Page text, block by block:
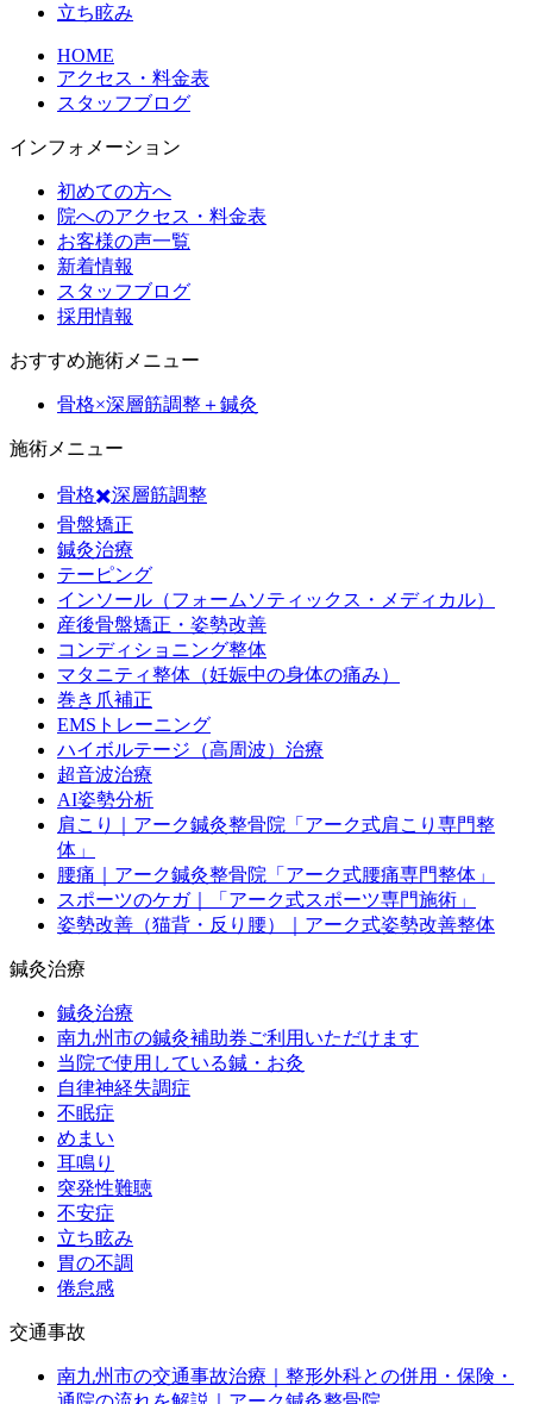
立ち眩み
HOME
アクセス・料金表
スタッフブログ
インフォメーション
初めての方へ
院へのアクセス・料金表
お客様の声一覧
新着情報
スタッフブログ
採用情報
おすすめ施術メニュー
骨格×深層筋調整＋鍼灸
施術メニュー
骨格✖️深層筋調整
骨盤矯正
鍼灸治療
テーピング
インソール（フォームソティックス・メディカル）
産後骨盤矯正・姿勢改善
コンディショニング整体
マタニティ整体（妊娠中の身体の痛み）
巻き爪補正
EMSトレーニング
ハイボルテージ（高周波）治療
超音波治療
AI姿勢分析
肩こり｜アーク鍼灸整骨院「アーク式肩こり専門整
体」
腰痛｜アーク鍼灸整骨院「アーク式腰痛専門整体」
スポーツのケガ｜「アーク式スポーツ専門施術」
姿勢改善（猫背・反り腰）｜アーク式姿勢改善整体
鍼灸治療
鍼灸治療
南九州市の鍼灸補助券ご利用いただけます
当院で使用している鍼・お灸
自律神経失調症
不眠症
めまい
耳鳴り
突発性難聴
不安症
立ち眩み
胃の不調
倦怠感
交通事故
南九州市の交通事故治療｜整形外科との併用・保険・